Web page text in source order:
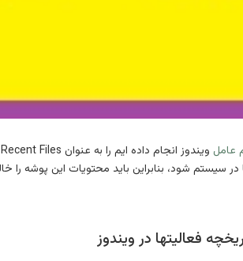
عامل
سیستم شود، بنابراین باید محتویات این پوشه را
فعالیتها در ویندوز